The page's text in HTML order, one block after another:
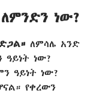
ነው?
ለምሳሌ አንድ
ዓይነት ነው?
ዓይነት ነው?
የቀረውን